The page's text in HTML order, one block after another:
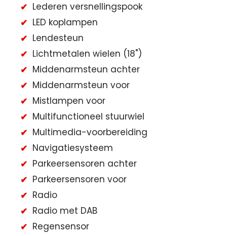
Lederen versnellingspook
LED koplampen
Lendesteun
Lichtmetalen wielen (18")
Middenarmsteun achter
Middenarmsteun voor
Mistlampen voor
Multifunctioneel stuurwiel
Multimedia-voorbereiding
Navigatiesysteem
Parkeersensoren achter
Parkeersensoren voor
Radio
Radio met DAB
Regensensor